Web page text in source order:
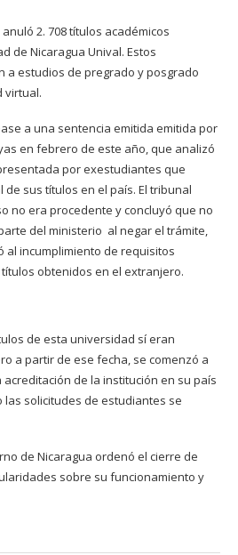
2. 708 títulos académicos
de Nicaragua Unival. Estos
a estudios de pregrado y posgrado
virtual.
a una sentencia emitida emitida por
en febrero de este año, que analizó
por exestudiantes que
sus títulos en el país. El tribunal
no era procedente y concluyó que no
del ministerio al negar el trámite,
al incumplimiento de requisitos
obtenidos en el extranjero.
de esta universidad sí eran
a partir de ese fecha, se comenzó a
de la institución en su país
las solicitudes de estudiantes se
de Nicaragua ordenó el cierre de
sobre su funcionamiento y